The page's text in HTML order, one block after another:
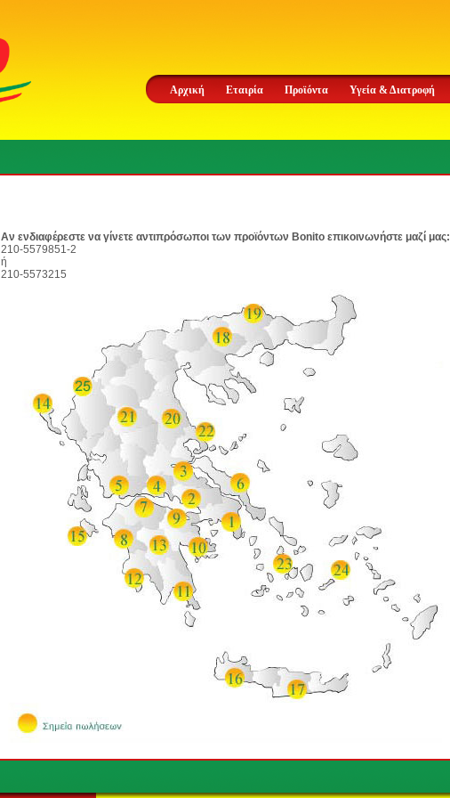
Αρχική Εταιρία Προϊόντα Υγεία & Διατροφή
Αν ενδιαφέρεστε να γίνετε αντιπρόσωποι των προϊόντων Bonito επικοινωνήστε μαζί μας:
210-5579851-2
ή
210-5573215